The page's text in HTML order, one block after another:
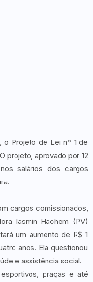
o Projeto de Lei nº 1 de
projeto, aprovado por 12
salários dos cargos
cargos comissionados,
Iasmin Hachem (PV)
um aumento de R$ 1
anos. Ela questionou
e assistência social.
praças e até